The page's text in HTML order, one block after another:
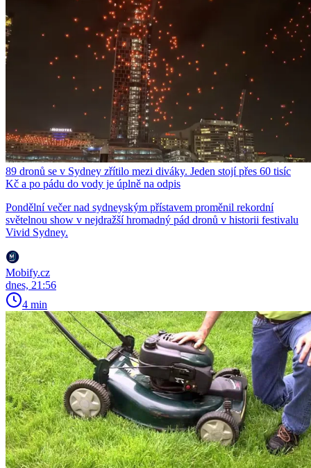
89 dronů se v Sydney zřítilo mezi diváky. Jeden stojí přes 60 tisíc
Kč a po pádu do vody je úplně na odpis
Pondělní večer nad sydneyským přístavem proměnil rekordní
světelnou show v nejdražší hromadný pád dronů v historii festivalu
Vivid Sydney.
Mobify.cz
dnes, 21:56
4 min